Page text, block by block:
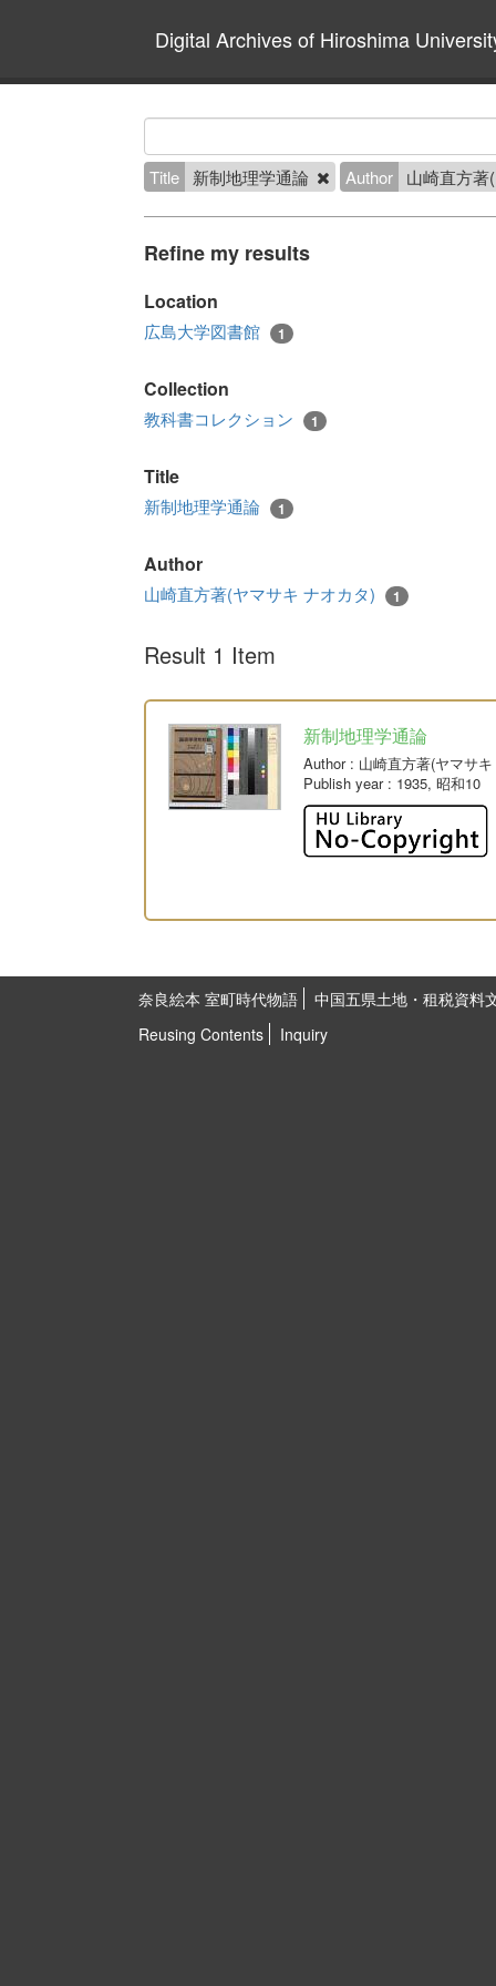
Digital Archives of Hiroshima
Title 新制地理学通論 Author 山崎直方
Refine my results
Location
広島大学図書館 1
Collection
教科書コレクション 1
Title
新制地理学通論 1
Author
山崎直方著(ヤマサキ ナオカタ) 1
Result 1 Item
新制地理学通論
Author: 山崎直方著(ヤマサ
Publish year: 1935, 昭和10
奈良絵本 室町時代物語
中国五県土地・租税資料
Reusing Contents
Inquiry